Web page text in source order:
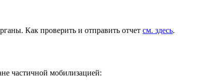
Как проверить и отправить отчет см. здесь.
частичной мобилизацией: